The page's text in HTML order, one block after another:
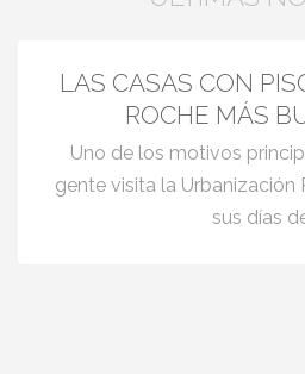
LAS CASAS CON
ROCHE MÁS
Uno de los motivos
gente visita la Urbanización
sus días